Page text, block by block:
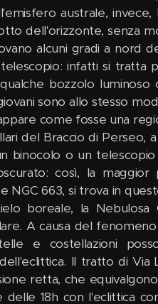
australe, invece,
dell'orizzonte, senza
alcuni gradi a nord
infatti si tratta
bozzolo luminoso
sono allo stesso
come fosse una
del Braccio di Perseo,
binocolo o un telescopio
così, la maggior
NGC 663, si trova in
boreale, la Nebulosa
A causa del
e costellazioni
Il tratto di Via
retta, che
18h con l'eclittica